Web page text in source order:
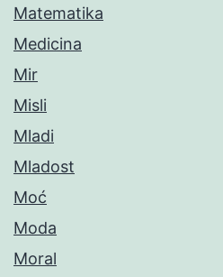
Matematika
Medicina
Mir
Misli
Mladi
Mladost
Moć
Moda
Moral